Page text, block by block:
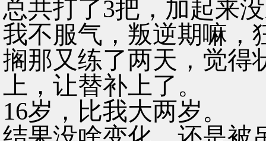
总共打了3把，加起来
我不服气，叛逆期嘛，
搁那又练了两天，觉得
上，让替补上了。
16岁，比我大两岁。